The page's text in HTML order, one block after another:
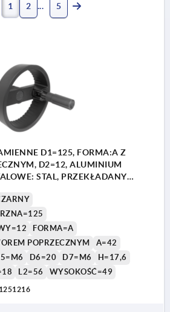
przestawione o 90°
1 2 5
D1=125, FORMA:A Z
D2=12, ALUMINIUM
STAL, PRZEKŁADANY
FORMA=A
POPRZECZNYM
A=42
D6=20 D7=M6
H=17,6
L2=56 WYSOKOŚĆ=49